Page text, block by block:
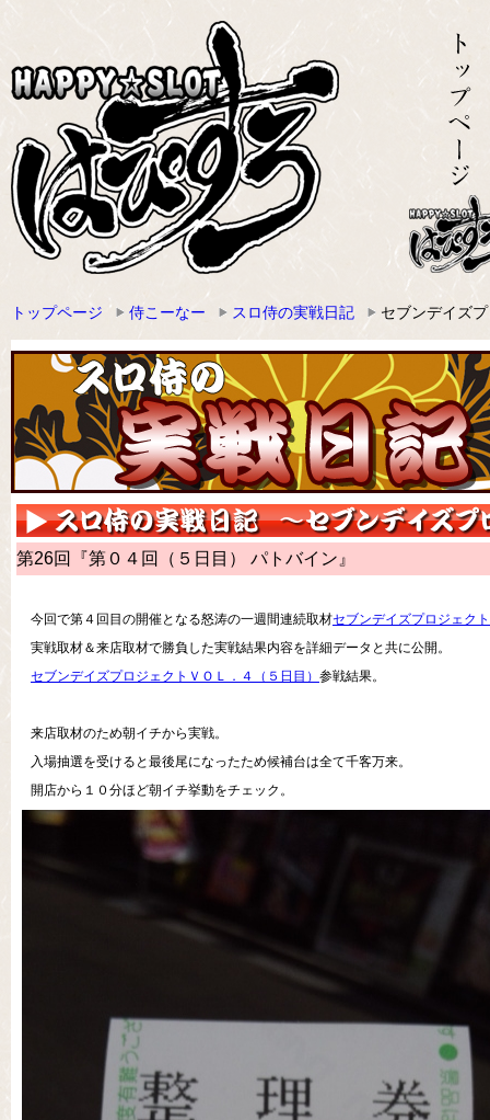
トップページ 侍こーなー スロ侍の実戦日記 セブンデイズ
第26回『第０４回（５日目） パトバイン』
今回で第４回目の開催となる怒涛の一週間連続取材セブンデイズプロジェクト
実戦取材＆来店取材で勝負した実戦結果内容を詳細データと共に公開。
セブンデイズプロジェクトＶＯＬ．４（５日目） 参戦結果。
来店取材のため朝イチから実戦。
入場抽選を受けると最後尾になったため候補台は全て千客万来。
開店から１０分ほど朝イチ挙動をチェック。